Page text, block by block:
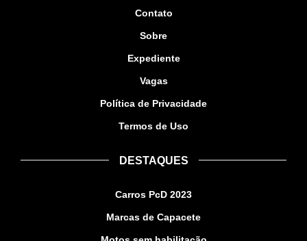
Contato
Sobre
Expediente
Vagas
Política de Privacidade
Termos de Uso
DESTAQUES
Carros PcD 2023
Marcas de Capacete